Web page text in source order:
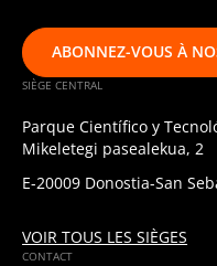
ABONNEZ-VOUS À
SIÈGE CENTRAL
Parque Científico y
Mikeletegi pasealekua, 2
E-20009 Donostia-San
VOIR TOUS LES SIÈGES
CONTACT